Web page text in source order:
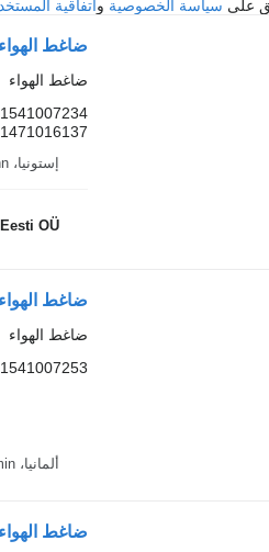
على سياسة الخصوصية واتفاقية
ضاغط الهواء MAN مدينة الأسود a78 (01.04-) K001998 لـ الباصات MAN Lion's bus (1991-)
ضاغط الهواء
إستونيا، Tallinn
OÜ
ضاغط الهواء Voith LP490 51541007253 لـ الباصات MAN D2066LUH
ضاغط الهواء
51541009298, 51541007298, 51541007258, 51541007203
ألمانيا، Ramin
ضاغط الهواء MAN 51541007192 51541007084 لـ الباصات MAN BUS D0836